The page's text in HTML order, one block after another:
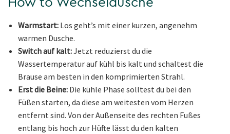
How to Wechseldusche
Warmstart: Los geht’s mit einer kurzen, angenehm
warmen Dusche.
Switch auf kalt:Jetzt reduzierst du die
Wassertemperatur auf kühl bis kalt und schaltest die
Brause am besten in den komprimierten Strahl.
Erst die Beine: Die kühle Phase solltest du bei den
Füßen starten, da diese am weitesten vom Herzen
entfernt sind. Von der Außenseite des rechten Fußes
entlang bis hoch zur Hüfte lässt du den kalten